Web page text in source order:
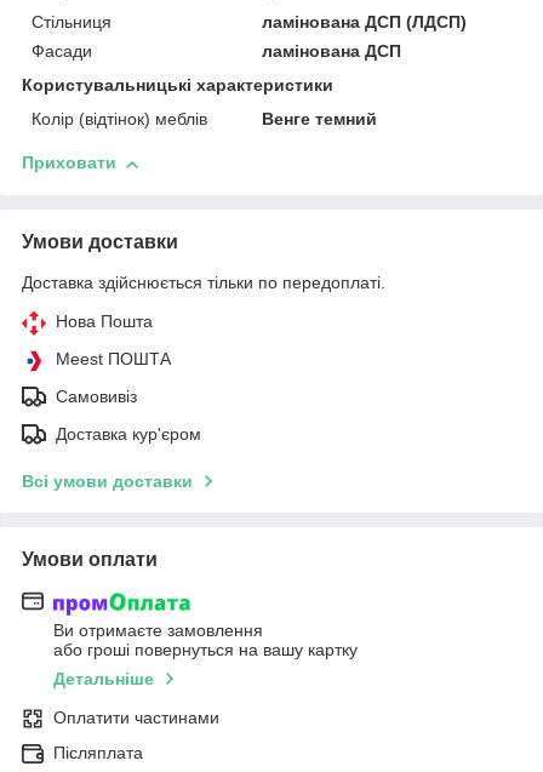
Стільниця
ламінована ДСП (ЛДСП)
Фасади
ламінована ДСП
Користувальницькі характеристики
Колір (відтінок) меблів
Венге темний
Приховати
Умови доставки
Доставка здійснюється тільки по передоплаті.
Нова Пошта
Meest ПОШТА
Самовивіз
Доставка кур'єром
Всі умови доставки
Умови оплати
Ви отримаєте замовлення
або гроші повернуться на вашу картку
Детальніше
Оплатити частинами
Післяплата